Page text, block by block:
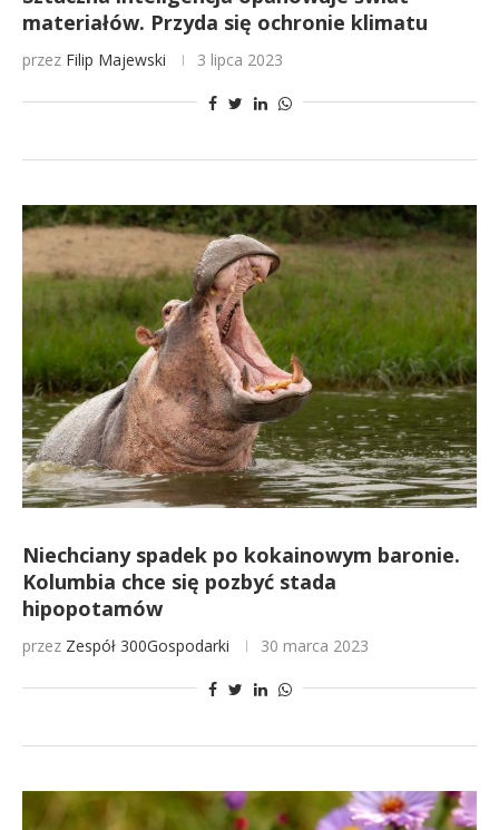
materiałów. Przyda się ochronie klimatu
przez Filip Majewski 3 lipca 2023
Niechciany spadek po kokainowym baronie.
Kolumbia chce się pozbyć stada
hipopotamów
przez Zespół 300Gospodarki 30 marca 2023